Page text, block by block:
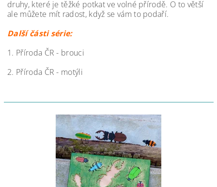
druhy, které je těžké potkat ve volné přírodě. O to větší
ale můžete mít radost, když se vám to podaří.
Další části série:
1. Příroda ČR - brouci
2. Příroda ČR - motýli